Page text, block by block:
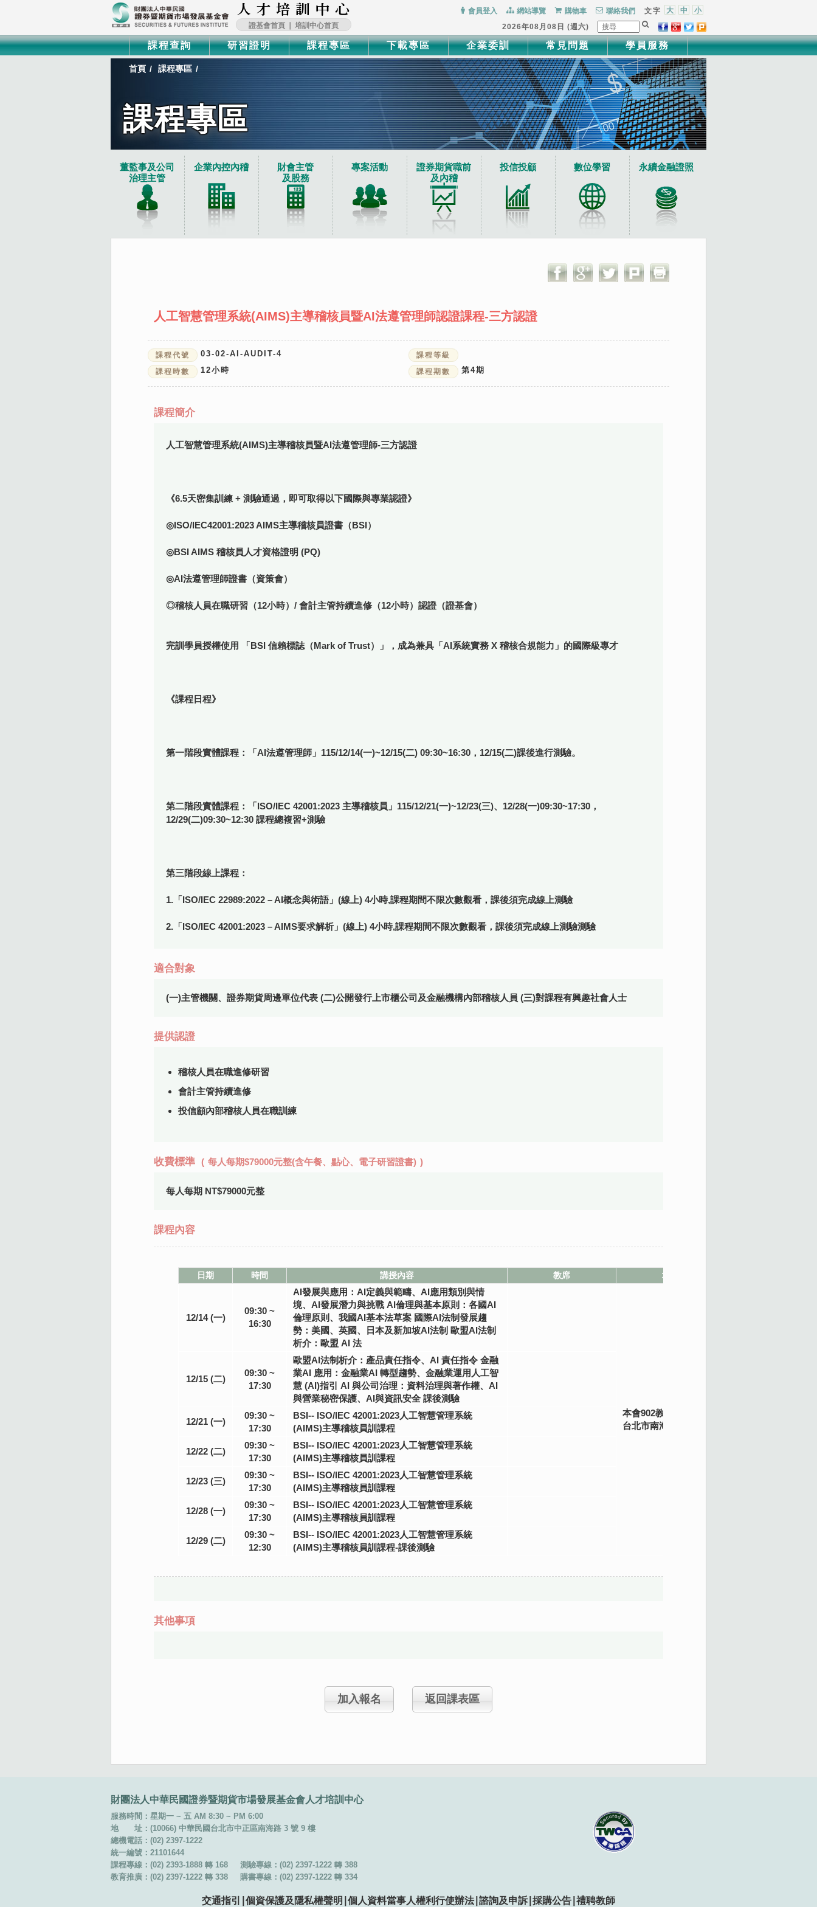
證基會首頁 培訓中心首頁
會員登入 網站導覽 購物車 聯絡我們 文字 大 中
小
2026年08月08日 (週六)
課程查詢 研習證明 課程專區 下載專區 企業委訓 常見問題 學員服務
首頁 課程專區
課程專區
董監事及公司
治理主管
企業內控內稽
財會主管
及股務
專案活動
證券期貨職前
及內稽
投信投顧 數位學習 永續金融證照
人工智慧管理系統(AIMS)主導稽核員暨AI法遵管理師認證課程-三方認證
課程代號 03-02-AI-AUDIT-4
課程時數 12小時
課程等級
課程期數
第4期
課程簡介
人工智慧管理系統(AIMS)主導稽核員暨AI法遵管理師-三方認證
《6.5天密集訓練 + 測驗通過，即可取得以下國際與專業認證》
◎ISO/IEC42001:2023 AIMS主導稽核員證書（BSI）
◎BSI AIMS 稽核員人才資格證明 (PQ)
◎AI法遵管理師證書（資策會）
◎稽核人員在職研習（12小時）/ 會計主管持續進修（12小時）認證（證基會）
完訓學員授權使用 「BSI 信賴標誌（Mark of Trust）」，成為兼具「AI系統實務 X 稽核合規能力」的國際級專才
《課程日程》
第一階段實體課程：「AI法遵管理師」115/12/14(一)~12/15(二) 09:30~16:30，12/15(二)課後進行測驗。
第二階段實體課程：「ISO/IEC 42001:2023 主導稽核員」115/12/21(一)~12/23(三)、12/28(一)09:30~17:30，
12/29(二)09:30~12:30 課程總複習+測驗
第三階段線上課程：
1.「ISO/IEC 22989:2022 – AI概念與術語」(線上) 4小時,課程期間不限次數觀看，課後須完成線上測驗
2.「ISO/IEC 42001:2023 – AIMS要求解析」(線上) 4小時,課程期間不限次數觀看，課後須完成線上測驗測驗
適合對象
(一)主管機關、證券期貨周邊單位代表 (二)公開發行上市櫃公司及金融機構內部稽核人員 (三)對課程有興趣社會人士
提供認證
稽核人員在職進修研習
會計主管持續進修
投信顧內部稽核人員在職訓練
收費標準 ( 每人每期$79000元整(含午餐、點心、電子研習證書) )
每人每期 NT$79000元整
課程內容
日期 時間 講授內容 教席 地點
12/14 (一)
09:30 ~
16:30
AI發展與應用：AI定義與範疇、AI應用類別與情
境、AI發展潛力與挑戰 AI倫理與基本原則：各國AI
倫理原則、我國AI基本法草案 國際AI法制發展趨
勢：美國、英國、日本及新加坡AI法制 歐盟AI法制
析介：歐盟 AI 法
本會902教室
台北市南海路3號9樓
12/15 (二)
09:30 ~
17:30
歐盟AI法制析介：產品責任指令、AI 責任指令 金融
業AI 應用：金融業AI 轉型趨勢、金融業運用人工智
慧 (AI)指引 AI 與公司治理：資料治理與著作權、AI
與營業秘密保護、AI與資訊安全 課後測驗
12/21 (一)
09:30 ~
17:30
BSI-- ISO/IEC 42001:2023人工智慧管理系統
(AIMS)主導稽核員訓課程
12/22 (二)
09:30 ~
17:30
BSI-- ISO/IEC 42001:2023人工智慧管理系統
(AIMS)主導稽核員訓課程
12/23 (三)
09:30 ~
17:30
BSI-- ISO/IEC 42001:2023人工智慧管理系統
(AIMS)主導稽核員訓課程
12/28 (一)
09:30 ~
17:30
BSI-- ISO/IEC 42001:2023人工智慧管理系統
(AIMS)主導稽核員訓課程
12/29 (二)
09:30 ~
12:30
BSI-- ISO/IEC 42001:2023人工智慧管理系統
(AIMS)主導稽核員訓課程-課後測驗
其他事項
加入報名 返回課表區
財團法人中華民國證券暨期貨市場發展基金會人才培訓中心
服務時間：星期一 ~ 五 AM 8:30 ~ PM 6:00
地 址：(10066) 中華民國台北市中正區南海路 3 號 9 樓
總機電話：(02) 2397-1222
統一編號：21101644
課程專線：(02) 2393-1888 轉 168
測驗專線：(02) 2397-1222 轉 388
教育推廣：(02) 2397-1222 轉 338
購書專線：(02) 2397-1222 轉 334
交通指引 個資保護及隱私權聲明 個人資料當事人權利行使辦法 諮詢及申訴 採購公告 禮聘教師